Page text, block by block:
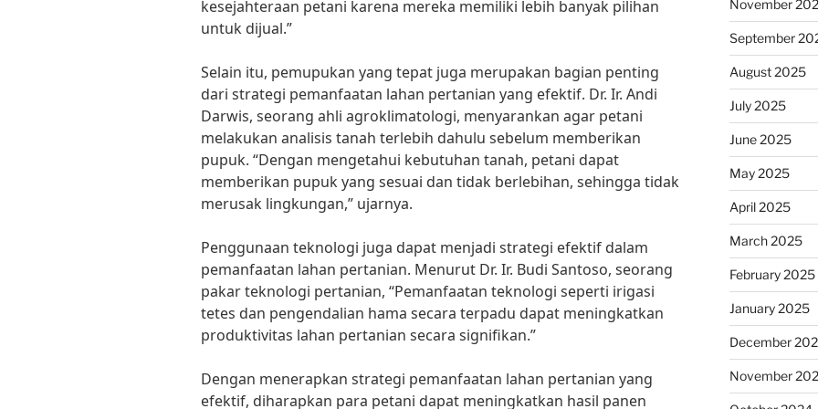
kesejahteraan petani karena mereka memiliki lebih banyak pilihan
untuk dijual.”
Selain itu, pemupukan yang tepat juga merupakan bagian penting
dari strategi pemanfaatan lahan pertanian yang efektif. Dr. Ir. Andi
Darwis, seorang ahli agroklimatologi, menyarankan agar petani
melakukan analisis tanah terlebih dahulu sebelum memberikan
pupuk. “Dengan mengetahui kebutuhan tanah, petani dapat
memberikan pupuk yang sesuai dan tidak berlebihan, sehingga tidak
merusak lingkungan,” ujarnya.
Penggunaan teknologi juga dapat menjadi strategi efektif dalam
pemanfaatan lahan pertanian. Menurut Dr. Ir. Budi Santoso, seorang
pakar teknologi pertanian, “Pemanfaatan teknologi seperti irigasi
tetes dan pengendalian hama secara terpadu dapat meningkatkan
produktivitas lahan pertanian secara signifikan.”
Dengan menerapkan strategi pemanfaatan lahan pertanian yang
efektif, diharapkan para petani dapat meningkatkan hasil panen
November
September
August 2025
July 2025
June 2025
May 2025
April 2025
March 2025
February 2025
January 2025
December
November